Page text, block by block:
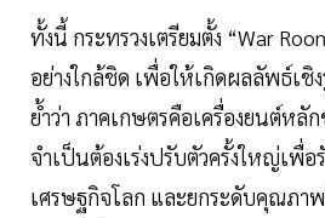
ทั้งนี้ กระทรวงเตรียมตั้ง “War
อย่างใกล้ชิด เพื่อให้เกิดผลลัพธ์เชิ
ย้ำว่า ภาคเกษตรคือเครื่องยนต์หลั
จำเป็นต้องเร่งปรับตัวครั้งใหญ่เพื่
เศรษฐกิจโลก และยกระดับคุณภา